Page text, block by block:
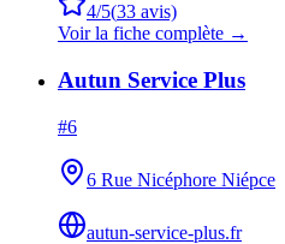
4/5(33 avis)
Voir la fiche complète →
Autun Service Plus
#6
6 Rue Nicéphore Niépce
autun-service-plus.fr